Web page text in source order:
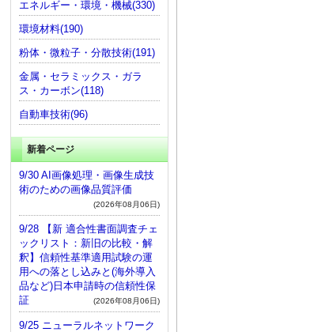
エネルギー・環境・機械(330)
環境材料(190)
粉体・微粒子・分散技術(191)
金属・セラミックス・ガラ
ス・カーボン(118)
自動車技術(96)
新着ページ
9/30 AI画像処理・画像生成技
術のための画像品質評価
(2026年08月06日)
9/28 【新 適合性書面調査チェ
ックリスト：新旧の比較・解
釈】信頼性基準適用試験の運
用への落とし込みと(海外導入
品など)日本申請時の信頼性保
証
(2026年08月06日)
9/25 ニューラルネットワーク